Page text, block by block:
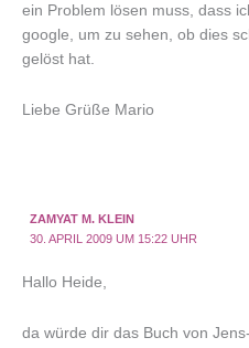
ein Problem lösen muss, dass
google, um zu sehen, ob dies
gelöst hat.
Liebe Grüße Mario
ZAMYAT M. KLEIN
30. APRIL 2009 UM 15:22 UHR
Hallo Heide,
da würde dir das Buch von